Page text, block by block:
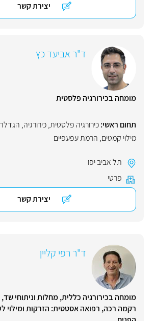
יצירת קשר
ד"ר אביעד כץ
מומחה בכירורגיה פלסטית
תחום ראשי:כירורגיה פלסטית,כירורגיה,
מילוי קמטים, הרמת עפעפיים
תל אביב יפו
פרטי
יצירת קשר
ד"ר רפי קליין
מומחה בכירורגיה כללית, מחלות וניתוחי שד,
רקמה רכה, רפואה אסטטית: הזרקות ומילוי